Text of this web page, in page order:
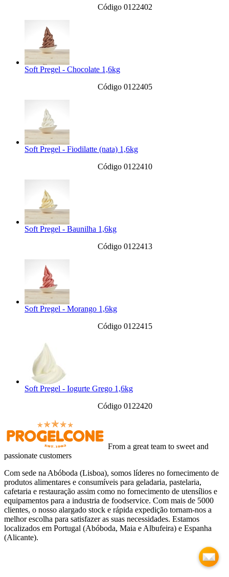
Código 0122402
Soft Pregel - Chocolate 1,6kg
Código 0122405
Soft Pregel - Fiodilatte (nata) 1,6kg
Código 0122410
Soft Pregel - Baunilha 1,6kg
Código 0122413
Soft Pregel - Morango 1,6kg
Código 0122415
Soft Pregel - Iogurte Grego 1,6kg
Código 0122420
From a great team to sweet and
passionate customers
Com sede na Abóboda (Lisboa), somos líderes no fornecimento de
produtos alimentares e consumíveis para geladaria, pastelaria,
cafetaria e restauração assim como no fornecimento de utensílios e
equipamentos para a industria de foodservice. Com mais de 5000
clientes, o nosso alargado stock e rápida expedição tornam-nos a
melhor escolha para satisfazer as suas necessidades. Estamos
localizados em Portugal (Abóboda, Maia e Albufeira) e Espanha
(Alicante).